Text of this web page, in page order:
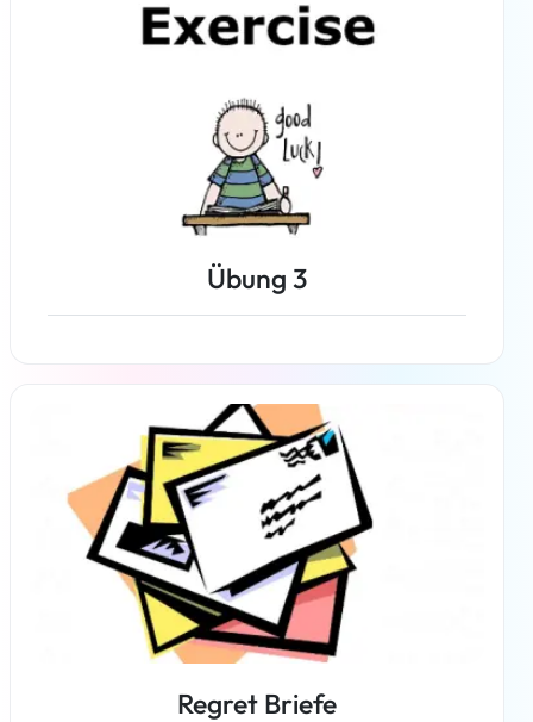
Übung 3
Weiterlesen
Regret Briefe